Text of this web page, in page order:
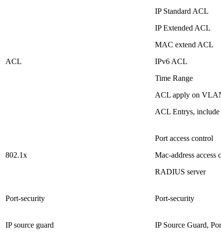
ACL
IP Standard ACL
IP Extended ACL
MAC extend ACL
IPv6 ACL
Time Range
ACL apply on
ACL Entrys,
802.1x
Port access control
Mac-address access
RADIUS server
Port-security Port-security
IP source guard IP Source Guard,